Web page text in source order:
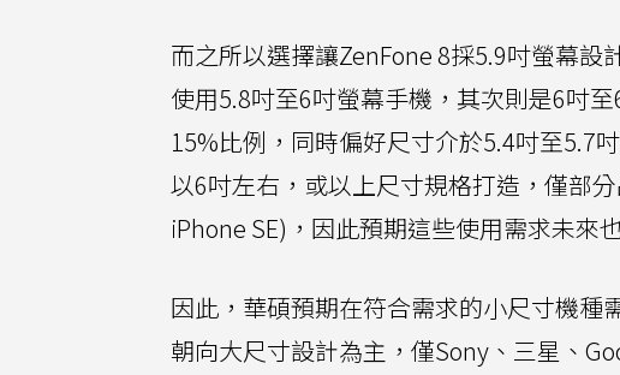
而之所以選擇讓ZenFone 8採5.9吋螢幕
使用5.8吋至6吋螢幕手機，其次則是6吋
15%比例，同時偏好尺寸介於5.4吋至5.7
以6吋左右，或以上尺寸規格打造，僅部
iPhone SE)，因此預期這些使用需求未來
因此，華碩預期在符合需求的小尺寸機
朝向大尺寸設計為主，僅Sony、三星、